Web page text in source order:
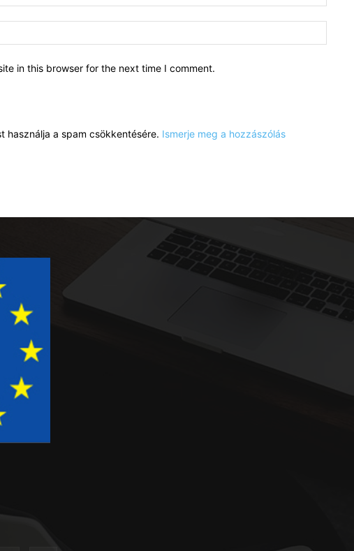
in this browser for the next time I comment.
használja a spam csökkentésére. Ismerje meg a hozzászólás